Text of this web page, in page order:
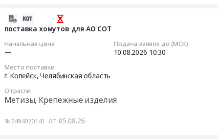
поставка хомутов для АО СОТ
Начальная цена
—
Подача заявок до (МСК)
10.08.2026 10:30
Место поставки
г. Копейск,Челябинская область
Отрасли
Метизы, Крепежные изделия
№2494070141 от 05.08.26